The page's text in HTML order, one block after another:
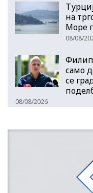
на
Море
08/08/
само
се
08/08/2026